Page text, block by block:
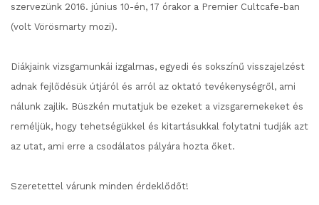
szervezünk 2016. június 10-én, 17 órakor a Premier Cultcafe-ban
(volt Vörösmarty mozi).
Diákjaink vizsgamunkái izgalmas, egyedi és sokszínű visszajelzést
adnak fejlődésük útjáról és arról az oktató tevékenységről, ami
nálunk zajlik. Büszkén mutatjuk be ezeket a vizsgaremekeket és
reméljük, hogy tehetségükkel és kitartásukkal folytatni tudják azt
az utat, ami erre a csodálatos pályára hozta őket.
Szeretettel várunk minden érdeklődőt!